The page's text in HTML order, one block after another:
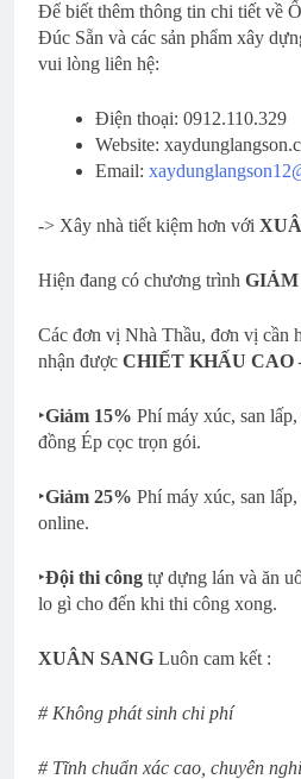
Để biết thêm thông tin chi tiết về
Đúc Sẵn và các sản phẩm xây
vui lòng liên hệ:
Điện thoại: 0912.110.329
Website:
Email:
-> Xây nhà tiết kiệm hơn với
Hiện đang có chương trình
Các đơn vị Nhà Thầu, đơn vị cần
nhận được CHIẾT KHẤU CAO
‣Giảm 15% Phí máy xúc, san
đồng Ép cọc trọn gói.
‣Giảm 25% Phí máy xúc, san
online.
‣Đội thi công tự dựng lán và ăn
lo gì cho đến khi thi công xong.
XUÂN SANG Luôn cam kết :
# Không phát sinh chi phí
# Tĩnh chuẩn xác cao, chuyên